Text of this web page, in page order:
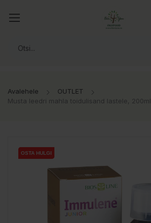
Avalehele
OUTLET
Musta leedri mahla toidulisand lastele, 200ml
OSTA HULGI
OSTA HULGI